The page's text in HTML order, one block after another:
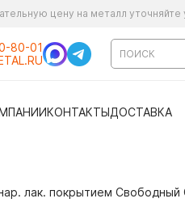
цену на металл
80-01
КОНТАКТЫДОСТАВКА
лак. покрытием Свободный